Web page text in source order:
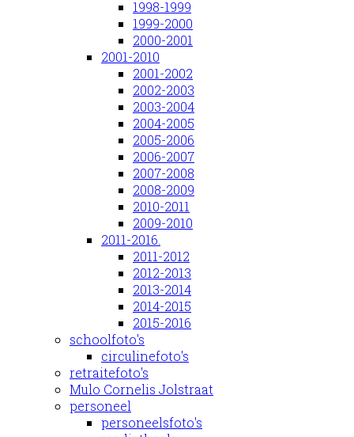
1998-1999
1999-2000
2000-2001
2001-2010
2001-2002
2002-2003
2003-2004
2004-2005
2005-2006
2006-2007
2007-2008
2008-2009
2010-2011
2009-2010
2011-2016.
2011-2012
2012-2013
2013-2014
2014-2015
2015-2016
schoolfoto's
circulinefoto's
retraitefoto's
Mulo Cornelis Jolstraat
personeel
personeelsfoto's